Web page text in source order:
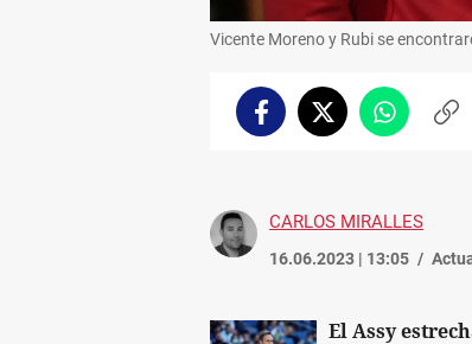
Vicente Moreno y Rubi se
FacebookTwitterWhatsapp
CARLOS MIRALLES
16.06.2023 | 13:05
El Assy